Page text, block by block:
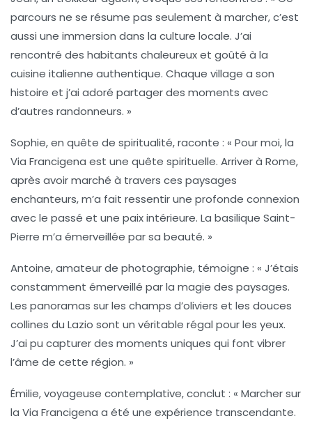
parcours ne se résume pas seulement à marcher, c’est
aussi une immersion dans la culture locale. J’ai
rencontré des habitants chaleureux et goûté à la
cuisine italienne authentique. Chaque village a son
histoire et j’ai adoré partager des moments avec
d’autres randonneurs. »
Sophie, en quête de spiritualité, raconte : « Pour moi, la
Via Francigena est une quête spirituelle. Arriver à Rome,
après avoir marché à travers ces paysages
enchanteurs, m’a fait ressentir une profonde connexion
avec le passé et une paix intérieure. La basilique Saint-
Pierre m’a émerveillée par sa beauté. »
Antoine, amateur de photographie, témoigne : « J’étais
constamment émerveillé par la magie des paysages.
Les panoramas sur les champs d’oliviers et les douces
collines du Lazio sont un véritable régal pour les yeux.
J’ai pu capturer des moments uniques qui font vibrer
l’âme de cette région. »
Émilie, voyageuse contemplative, conclut : « Marcher sur
la Via Francigena a été une expérience transcendante.